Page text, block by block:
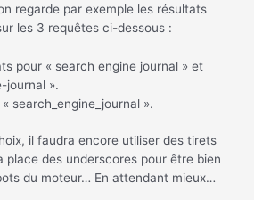
regarde par exemple les résultats
les 3 requêtes ci-dessous :
pour « search engine journal » et
journal ».
search_engine_journal ».
il faudra encore utiliser des tirets
place des underscores pour être bien
du moteur… En attendant mieux…